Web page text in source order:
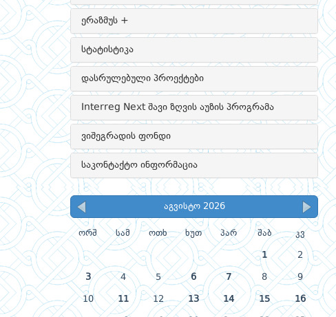
ერაზმუს +
სტატისტიკა
დასრულებული პროექტები
Interreg Next შავი ზღვის აუზის პროგრამა
ვიშეგრადის ფონდი
საკონტაქტო ინფორმაცია
აგვისტო 2026
ორშ სამ ოთხ ხუთ პარ შაბ კვ
1 2
3 4 5 6 7 8 9
10 11 12 13 14 15 16